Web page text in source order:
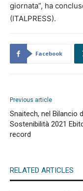
giornata”, ha
(ITALPRESS).
Facebook
Previous article
Snaitech, nel Bilancio
Sostenibilità 2021
record
RELATED ARTICLES